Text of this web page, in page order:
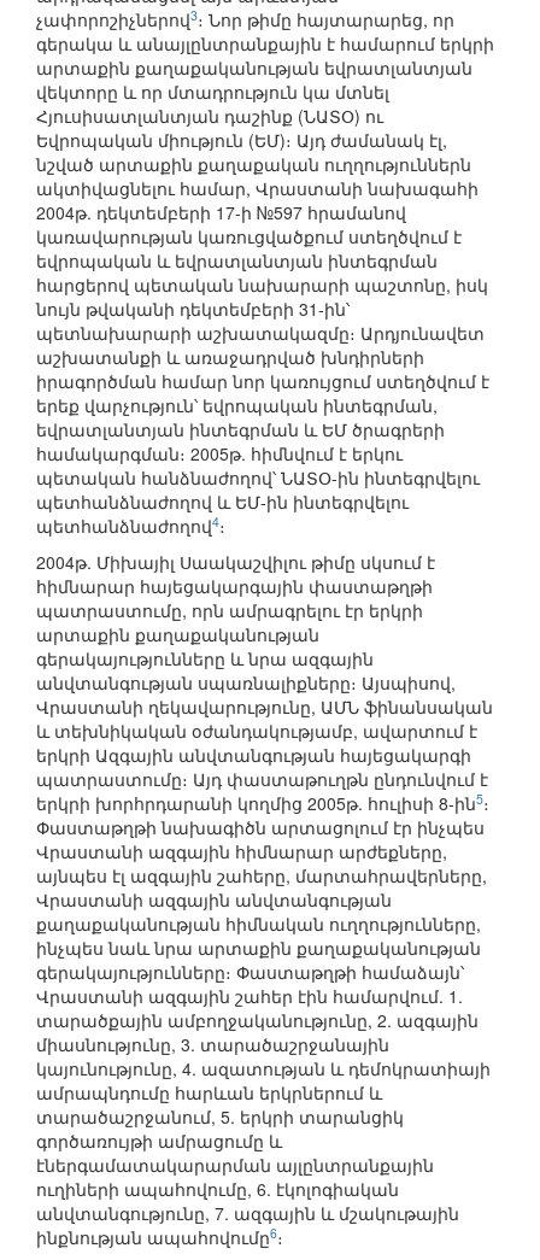
չափորոշիչներով3։ Նոր թիմը հայտարարեց, որ
գերակա և անայլընտրանքային է համարում երկրի
արտաքին քաղաքականության եվրատլանտյան
վեկտորը և որ մտադրություն կա մտնել
Հյուսիսատլանտյան դաշինք (ՆԱՏՕ) ու
Եվրոպական միություն (ԵՄ)։ Այդ ժամանակ էլ,
նշված արտաքին քաղաքական ուղղություններն
ակտիվացնելու համար, Վրաստանի նախագահի
2004թ. դեկտեմբերի 17-ի №597 հրամանով
կառավարության կառուցվածքում ստեղծվում է
եվրոպական և եվրատլանտյան ինտեգրման
հարցերով պետական նախարարի պաշտոնը, իսկ
նույն թվականի դեկտեմբերի 31-ին՝
պետնախարարի աշխատակազմը։ Արդյունավետ
աշխատանքի և առաջադրված խնդիրների
իրագործման համար նոր կառույցում ստեղծվում է
երեք վարչություն՝ եվրոպական ինտեգրման,
եվրատլանտյան ինտեգրման և ԵՄ ծրագրերի
համակարգման։ 2005թ. հիմնվում է երկու
պետական հանձնաժողով՝ ՆԱՏՕ-ին ինտեգրվելու
պետհանձնաժողով և ԵՄ-ին ինտեգրվելու
պետհանձնաժողով4։
2004թ. Միխայիլ Սաակաշվիլու թիմը սկսում է
հիմնարար հայեցակարգային փաստաթղթի
պատրաստումը, որն ամրագրելու էր երկրի
արտաքին քաղաքականության
գերակայությունները և նրա ազգային
անվտանգության սպառնալիքները։ Այսպիսով,
Վրաստանի ղեկավարությունը, ԱՄՆ ֆինանսական
և տեխնիկական օժանդակությամբ, ավարտում է
երկրի Ազգային անվտանգության հայեցակարգի
պատրաստումը։ Այդ փաստաթուղթն ընդունվում է
երկրի խորհրդարանի կողմից 2005թ. հուլիսի 8-ին5։
Փաստաթղթի նախագիծն արտացոլում էր ինչպես
Վրաստանի ազգային հիմնարար արժեքները,
այնպես էլ ազգային շահերը, մարտահրավերները,
Վրաստանի ազգային անվտանգության
քաղաքականության հիմնական ուղղությունները,
ինչպես նաև նրա արտաքին քաղաքականության
գերակայությունները։ Փաստաթղթի համաձայն՝
Վրաստանի ազգային շահեր էին համարվում. 1.
տարածքային ամբողջականությունը, 2. ազգային
միասնությունը, 3. տարածաշրջանային
կայունությունը, 4. ազատության և դեմոկրատիայի
ամրապնդումը հարևան երկրներում և
տարածաշրջանում, 5. երկրի տարանցիկ
գործառույթի ամրացումը և
էներգամատակարարման այլընտրանքային
ուղիների ապահովումը, 6. էկոլոգիական
անվտանգությունը, 7. ազգային և մշակութային
ինքնության ապահովումը6։